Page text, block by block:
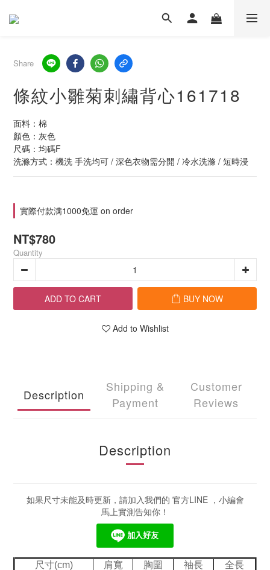
Share
條紋小雛菊刺繡背心161718
面料：棉
顏色：灰色
尺碼：均碼F
洗滌方式：機洗 手洗均可 / 深色衣物需分開 / 冷水洗滌 / 短時浸
實際付款满1000免運 on order
NT$780
Quantity
ADD TO CART BUY NOW
Add to Wishlist
Description
Shipping &
Payment
Customer
Reviews
Description
如果尺寸未能及時更新，請加入我們的 官方LINE ，小編會
馬上實測告知你！
尺寸(cm) 肩寬 胸圍 袖長
全長